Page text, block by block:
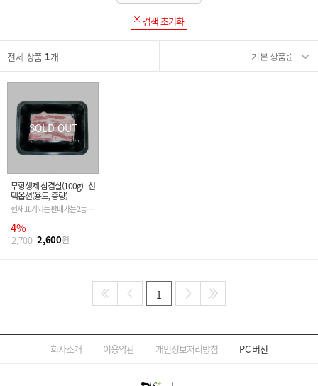
검색 초기화
전체 상품 1개
SOLD OUT
무항생제 삼겹살(100g) - 선
택옵션(용도, 중량)
현재 표기되는 판매가는 2등급
금액은 자동 변경 됩니다.
4%
2,700 2,600원
1
회사소개 이용약관 개인정보처리방침 PC버전